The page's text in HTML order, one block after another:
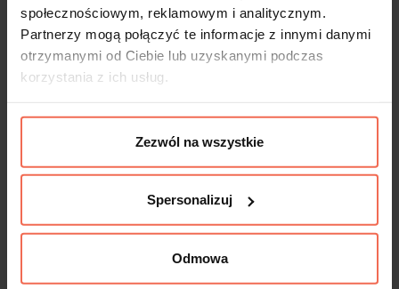
społecznościowym, reklamowym i analitycznym.
Partnerzy mogą połączyć te informacje z innymi danymi
otrzymanymi od Ciebie lub uzyskanymi podczas
korzystania z ich usług.
Zezwól na wszystkie
Spersonalizuj
Odmowa